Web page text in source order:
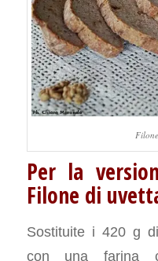
Per la
Filone di
Sostituite i 420 g
con una farina